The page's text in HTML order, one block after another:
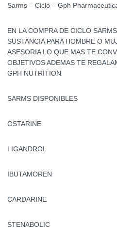
Sarms – Ciclo – Gph
EN LA COMPRA DE CICLO
SUSTANCIA PARA HOMBRE O
ASESORIA LO QUE MAS TE
OBJETIVOS ADEMAS TE
GPH NUTRITION
SARMS DISPONIBLES
OSTARINE
LIGANDROL
IBUTAMOREN
CARDARINE
STENABOLIC